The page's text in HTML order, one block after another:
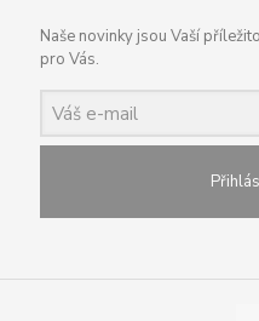
Naše novinky jsou Vaší
pro Vás.